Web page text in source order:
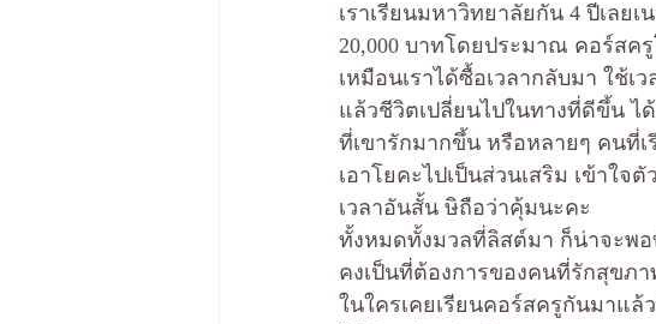
เราเรียนมหาวิทยาลัยกัน 4 ปีเลย
20,000 บาทโดยประมาณ คอร์สค
เหมือนเราได้ซื้อเวลากลับมา ใช้
แล้วชีวิตเปลี่ยนไปในทางที่ดีขึ้น ไ
ที่เขารักมากขึ้น หรือหลายๆ คนที่
เอาโยคะไปเป็นส่วนเสริม เข้าใจ
เวลาอันสั้น ษิถือว่าคุ้มนะคะ
ทั้งหมดทั้งมวลที่ลิสต์มา ก็น่าจะพอ
คงเป็นที่ต้องการของคนที่รักสุขภ
ในใครเคยเรียนคอร์สครูกันมาแล้